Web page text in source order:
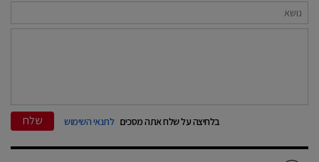
בלחיצה על שלח אתה מסכים לתנאי השימוש שלח